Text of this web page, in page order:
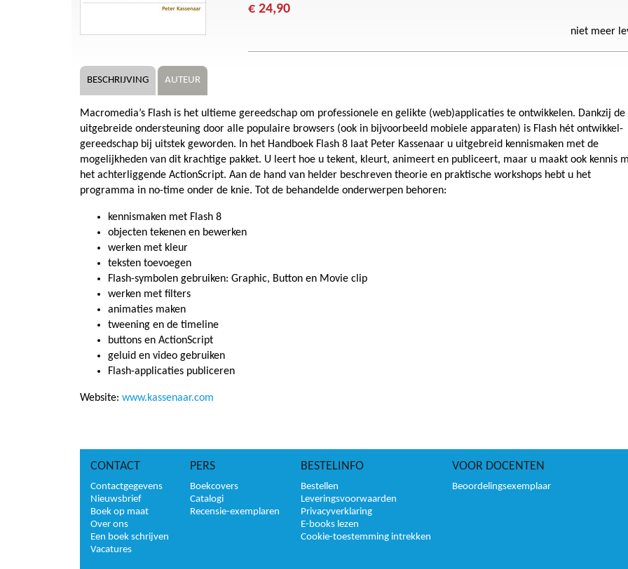
€ 24,90
niet meer
BESCHRIJVING AUTEUR
Macromedia’s Flash is het ultieme gereedschap om professionele en gelikte (web)applicaties te ontwikkelen. Dankzij de
uitgebreide ondersteuning door alle populaire browsers (ook in bijvoorbeeld mobiele apparaten) is Flash hét ontwikkel-
gereedschap bij uitstek geworden. In het Handboek Flash 8 laat Peter Kassenaar u uitgebreid kennismaken met de
mogelijkheden van dit krachtige pakket. U leert hoe u tekent, kleurt, animeert en publiceert, maar u maakt ook kennis
het achterliggende ActionScript. Aan de hand van helder beschreven theorie en praktische workshops hebt u het
programma in no-time onder de knie. Tot de behandelde onderwerpen behoren:
kennismaken met Flash 8
objecten tekenen en bewerken
werken met kleur
teksten toevoegen
Flash-symbolen gebruiken: Graphic, Button en Movie clip
werken met filters
animaties maken
tweening en de timeline
buttons en ActionScript
geluid en video gebruiken
Flash-applicaties publiceren
Website: www.kassenaar.com
CONTACT
Contactgegevens
Nieuwsbrief
Boek op maat
Over ons
Een boek schrijven
Vacatures
PERS
Boekcovers
Catalogi
Recensie-exemplaren
BESTELINFO
Bestellen
Leveringsvoorwaarden
Privacyverklaring
E-books lezen
Cookie-toestemming intrekken
VOOR DOCENTEN
Beoordelingsexemplaar